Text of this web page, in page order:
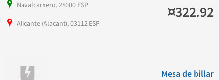
Navalcarnero, 28600 ESP
Alicante (Alacant), 03112 ESP
¤322.92
Mesa de billar